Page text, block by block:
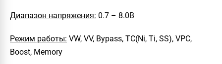
Диапазон напряжения: 0.7 – 8.0В
Режим работы: VW, VV, Bypass, TC(Ni, Ti, SS), VPC,
Boost, Memory